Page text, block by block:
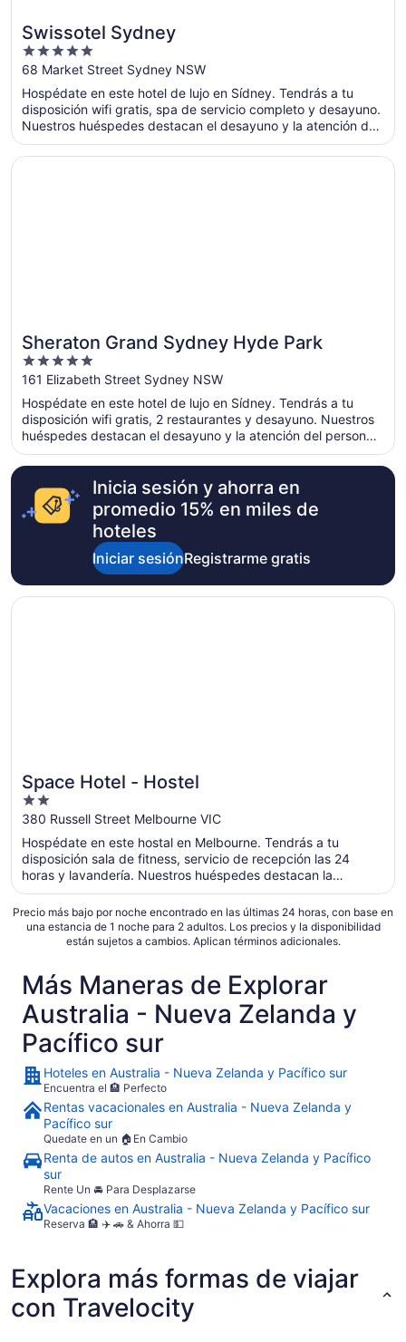
Swissotel Sydney
5
out
of
5
68 Market Street Sydney NSW
Hospédate en este hotel de lujo en Sídney. Tendrás a tu
disposición wifi gratis, spa de servicio completo y desayuno.
Nuestros huéspedes destacan el desayuno y la atención del
personal en sus opiniones. Estarás muy cerca de atracciones
como Circular Quay y Star Casino.
Sheraton Grand Sydney Hyde Park
5
out
of
5
161 Elizabeth Street Sydney NSW
Hospédate en este hotel de lujo en Sídney. Tendrás a tu
disposición wifi gratis, 2 restaurantes y desayuno. Nuestros
huéspedes destacan el desayuno y la atención del personal
en sus opiniones. Estarás muy cerca de atracciones como
Circular Quay y Star Casino.
Se abrirá en una nueva ventana
Sheraton Grand Sydney Hyde Park
Inicia sesión y ahorra en
promedio 15% en miles de
hoteles
Iniciar sesiónRegistrarme gratis
Space Hotel - Hostel
2
out
of
5
380 Russell Street Melbourne VIC
Hospédate en este hostal en Melbourne. Tendrás a tu
disposición sala de fitness, servicio de recepción las 24
horas y lavandería. Nuestros huéspedes destacan la
atención del personal en sus opiniones. Estarás muy cerca
de atracciones como Melbourne Central y Carretera Collins
Street.
Se abrirá en una nueva ventana
Space Hotel - Hostel
Precio más bajo por noche encontrado en las últimas 24 horas, con base en
una estancia de 1 noche para 2 adultos. Los precios y la disponibilidad
están sujetos a cambios. Aplican términos adicionales.
Más Maneras de Explorar
Australia - Nueva Zelanda y
Pacífico sur
Hoteles en Australia - Nueva Zelanda y Pacífico sur
Encuentra el 🏨 Perfecto
Rentas vacacionales en Australia - Nueva Zelanda y
Pacífico sur
Quedate en un 🏠En Cambio
Renta de autos en Australia - Nueva Zelanda y Pacífico
sur
Rente Un 🚘 Para Desplazarse
Vacaciones en Australia - Nueva Zelanda y Pacífico sur
Reserva 🏨 ✈️ 🚗 & Ahorra 💵
Explora más formas de viajar
con Travelocity